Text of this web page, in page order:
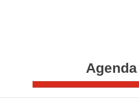
Agenda